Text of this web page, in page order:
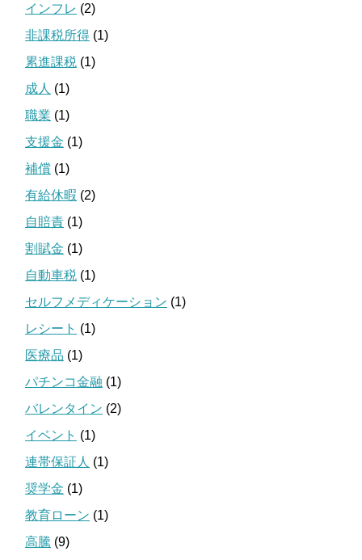
インフレ (2)
非課税所得 (1)
累進課税 (1)
成人 (1)
職業 (1)
支援金 (1)
補償 (1)
有給休暇 (2)
自賠責 (1)
割賦金 (1)
自動車税 (1)
セルフメディケーション (1)
レシート (1)
医療品 (1)
パチンコ金融 (1)
バレンタイン (2)
イベント (1)
連帯保証人 (1)
奨学金 (1)
教育ローン (1)
高騰 (9)